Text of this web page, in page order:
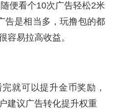
便看个10次广告轻松2米
告是相当多，玩撸包的都
容易拉高收益。
就可以提升金币奖励，
建议广告转化提升权重